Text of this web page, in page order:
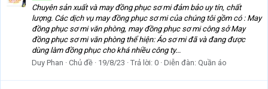
Chuyên sản xuất và may đồng phục sơ mi đảm bảo uy tín, chất
lượng. Các dịch vụ may đồng phục sơ mi của chúng tôi gồm có : May
đồng phục sơ mi văn phòng, may đồng phục sơ mi công sở May
đồng phục sơ mi văn phòng thể hiện: Áo sơ mi đã và đang được
dùng làm đồng phục cho khá nhiều công ty...
Duy Phan
Chủ đề 19/8/23 Trả lời: 0 Diễn đàn: Quần áo